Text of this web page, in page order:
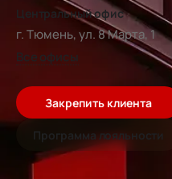
Центральный офис
г. Тюмень, ул. 8 Марта, 1
Все офисы
Закрепить клиента
Программа лояльности